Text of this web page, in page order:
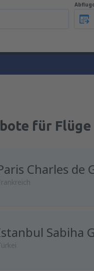
für Flüge
Charles de